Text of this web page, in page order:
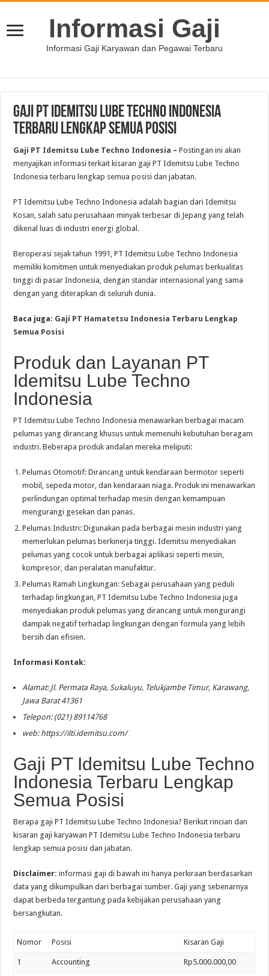
Informasi Gaji
Informasi Gaji Karyawan dan Pegawai Terbaru
Gaji PT Idemitsu Lube Techno Indonesia
Terbaru Lengkap Semua Posisi
Gaji PT Idemitsu Lube Techno Indonesia – Postingan ini akan
menyajikan informasi terkait kisaran gaji PT Idemitsu Lube Techno
Indonesia terbaru lengkap semua posisi dan jabatan.
PT Idemitsu Lube Techno Indonesia adalah bagian dari Idemitsu
Kosan, salah satu perusahaan minyak terbesar di Jepang yang telah
dikenal luas di industri energi global.
Beroperasi sejak tahun 1991, PT Idemitsu Lube Techno Indonesia
memiliki komitmen untuk menyediakan produk pelumas berkualitas
tinggi di pasar Indonesia, dengan standar internasional yang sama
dengan yang diterapkan di seluruh dunia.
Baca juga: Gaji PT Hamatetsu Indonesia Terbaru Lengkap
Semua Posisi
Produk dan Layanan PT
Idemitsu Lube Techno
Indonesia
PT Idemitsu Lube Techno Indonesia menawarkan berbagai macam
pelumas yang dirancang khusus untuk memenuhi kebutuhan beragam
industri. Beberapa produk andalan mereka meliputi:
Pelumas Otomotif: Dirancang untuk kendaraan bermotor seperti
mobil, sepeda motor, dan kendaraan niaga. Produk ini menawarkan
perlindungan optimal terhadap mesin dengan kemampuan
mengurangi gesekan dan panas.
Pelumas Industri: Digunakan pada berbagai mesin industri yang
memerlukan pelumas berkinerja tinggi. Idemitsu menyediakan
pelumas yang cocok untuk berbagai aplikasi seperti mesin,
kompresor, dan peralatan manufaktur.
Pelumas Ramah Lingkungan: Sebagai perusahaan yang peduli
terhadap lingkungan, PT Idemitsu Lube Techno Indonesia juga
menyediakan produk pelumas yang dirancang untuk mengurangi
dampak negatif terhadap lingkungan dengan formula yang lebih
bersih dan efisien.
Informasi Kontak:
Alamat: Jl. Permata Raya, Sukaluyu, Telukjambe Timur, Karawang,
Jawa Barat 41361
Telepon: (021) 89114768
web: https://ilti.idemitsu.com/
Gaji PT Idemitsu Lube Techno
Indonesia Terbaru Lengkap
Semua Posisi
Berapa gaji PT Idemitsu Lube Techno Indonesia? Berikut rincian dan
kisaran gaji karyawan PT Idemitsu Lube Techno Indonesia terbaru
lengkap semua posisi dan jabatan.
Disclaimer: informasi gaji di bawah ini hanya perkiraan berdasarkan
data yang dikumpulkan dari berbagai sumber. Gaji yang sebenarnya
dapat berbeda tergantung pada kebijakan perusahaan yang
bersangkutan.
Nomor Posisi Kisaran Gaji
1 Accounting Rp5.000.000,00